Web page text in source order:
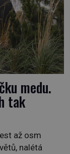
medu.
tak
až osm
nalétá